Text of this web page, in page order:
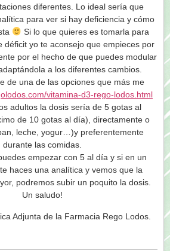
diferentes. Lo ideal sería que
para ver si hay deficiencia y cómo
Si lo que quieres es tomarla para
déficit yo te aconsejo que empieces por
por el hecho de que puedes modular
a los diferentes cambios.
de una de las opciones que más me
vitamina-d3-rego-lodos.html
adultos la dosis sería de 5 gotas al
de 10 gotas al día), directamente o
leche, yogur…)y preferentemente
durante las comidas.
empezar con 5 al día y si en un
haces una analítica y vemos que la
podremos subir un poquito la dosis.
Un saludo!
Adjunta de la Farmacia Rego Lodos.